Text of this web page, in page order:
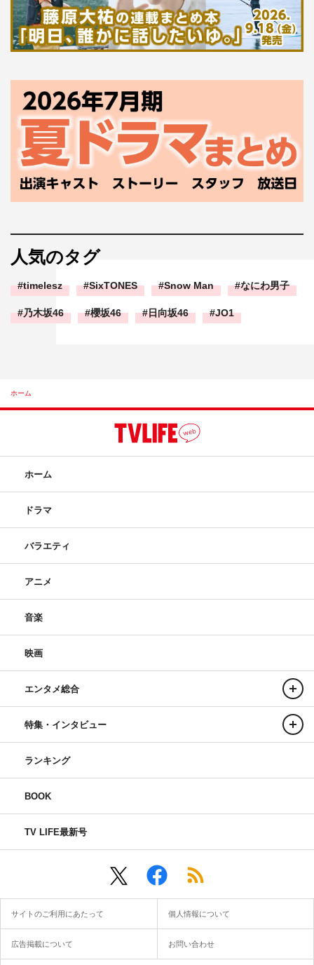
人気のタグ
timelesz SixTONES Snow Man なにわ男子
乃木坂46 櫻坂46 日向坂46 JO1
ホーム
ホーム
ドラマ
バラエティ
アニメ
音楽
映画
エンタメ総合
特集・インタビュー
ランキング
BOOK
TV LIFE最新号
サイトのご利用にあたって 個人情報について
広告掲載について お問い合わせ